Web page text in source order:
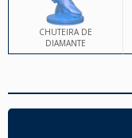
CHUTEIRA DE
DIAMANTE